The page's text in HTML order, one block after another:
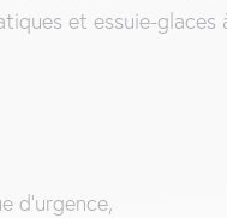
et essuie-
d’urgence,